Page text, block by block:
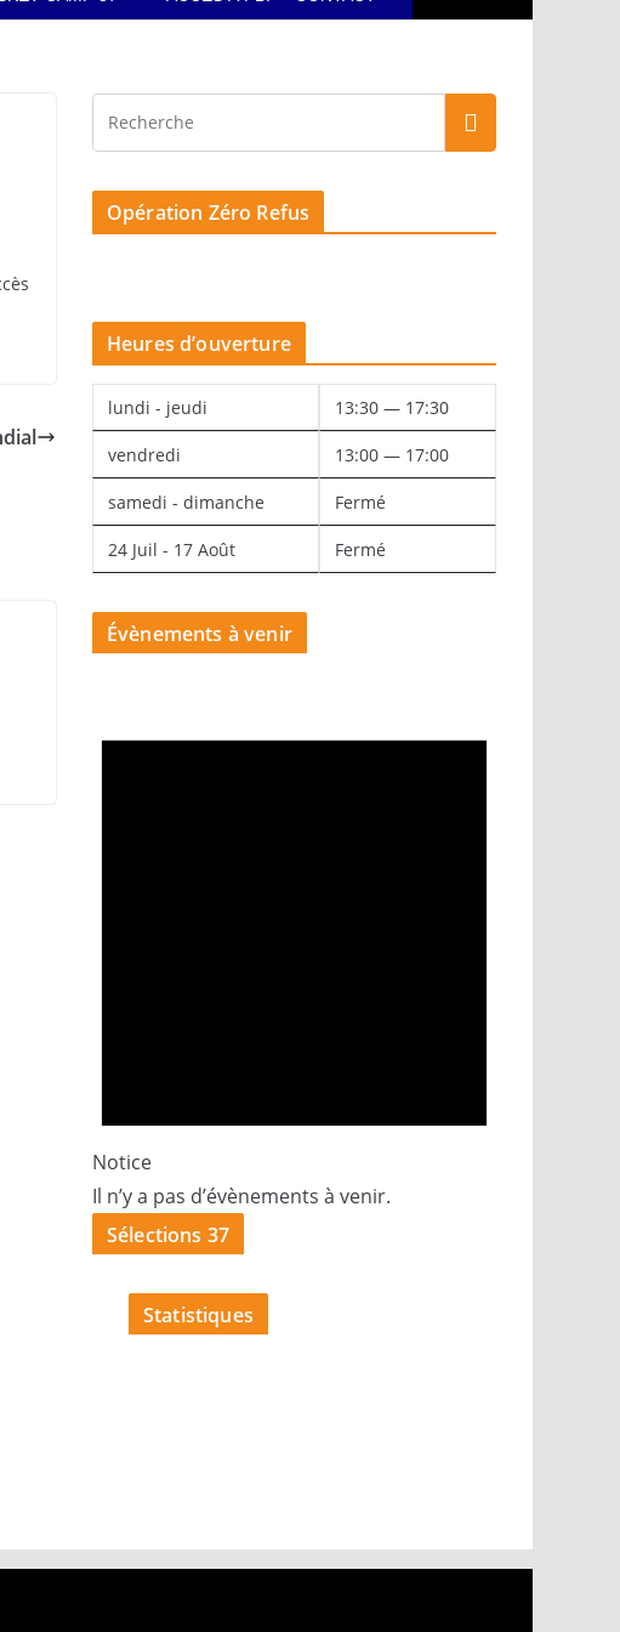
Opération Zéro Refus
Heures d’ouverture
lundi - jeudi 13:30 — 17:30
vendredi 13:00 — 17:00
samedi - dimanche Fermé
24 Juil - 17 Août Fermé
Évènements à venir
Notice
Il n’y a pas d’évènements à venir.
Sélections 37
Statistiques